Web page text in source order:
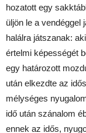
hozatott egy
üljön le a vendéggel
halálra játszanak:
értelmi képességét
egy határozott
után elkezdte az
mélységes
idő után szánalom
ennek az idős,